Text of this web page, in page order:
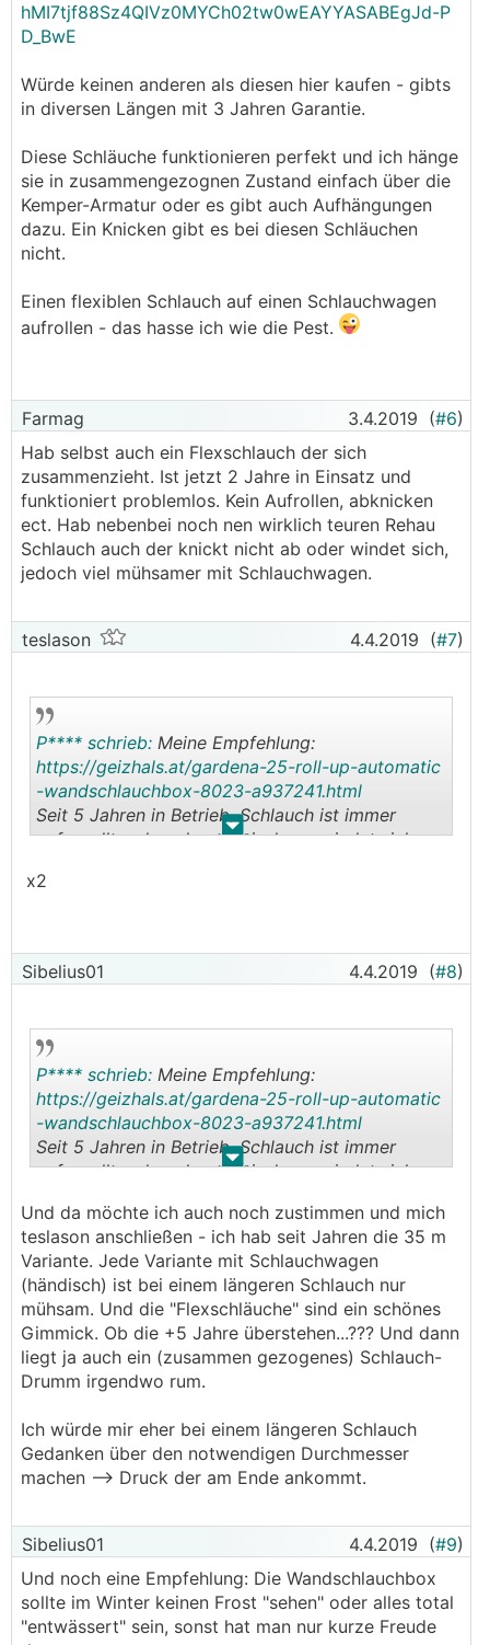
hMI7tjf88Sz4QIVz0MYCh02tw0wEAYYASABEgJd-P
D_BwE
Würde keinen anderen als diesen hier kaufen - gibts
in diversen Längen mit 3 Jahren Garantie.
Diese Schläuche funktionieren perfekt und ich hänge
sie in zusammengezognen Zustand einfach über die
Kemper-Armatur oder es gibt auch Aufhängungen
dazu. Ein Knicken gibt es bei diesen Schläuchen
nicht.
Einen flexiblen Schlauch auf einen Schlauchwagen
aufrollen - das hasse ich wie die Pest.
Farmag 3.4.2019 (#6)
Hab selbst auch ein Flexschlauch der sich
zusammenzieht. Ist jetzt 2 Jahre in Einsatz und
funktioniert problemlos. Kein Aufrollen, abknicken
ect. Hab nebenbei noch nen wirklich teuren Rehau
Schlauch auch der knickt nicht ab oder windet sich,
jedoch viel mühsamer mit Schlauchwagen.
teslason 4.4.2019 (#7)
. .
P**** schrieb: Meine Empfehlung:
https://geizhals.at/gardena-25-roll-up-automatic
-wandschlauchbox-8023-a937241.html
Seit 5 Jahren in Betrieb, Schlauch ist immer
aufgerollt, sehr sehr praktisch, verwindet sich
damit zusammen, dass er immer gleich aufgerollt
sich der Schlauch allein durch die Federkraft auf.
x2
Sibelius01 4.4.2019 (#8)
. .
P**** schrieb: Meine Empfehlung:
https://geizhals.at/gardena-25-roll-up-automatic
-wandschlauchbox-8023-a937241.html
Seit 5 Jahren in Betrieb, Schlauch ist immer
aufgerollt, sehr sehr praktisch, verwindet sich
damit zusammen, dass er immer gleich aufgerollt
wird).
Vorteil: Wenn keine Hindernisse im Weg sind, rollt
sich der Schlauch allein durch die Federkraft auf.
Und da möchte ich auch noch zustimmen und mich
teslason anschließen - ich hab seit Jahren die 35 m
Variante. Jede Variante mit Schlauchwagen
(händisch) ist bei einem längeren Schlauch nur
mühsam. Und die "Flexschläuche" sind ein schönes
Gimmick. Ob die +5 Jahre überstehen...??? Und dann
liegt ja auch ein (zusammen gezogenes) Schlauch-
Drumm irgendwo rum.
Ich würde mir eher bei einem längeren Schlauch
Gedanken über den notwendigen Durchmesser
machen --> Druck der am Ende ankommt.
Sibelius01 4.4.2019 (#9)
Und noch eine Empfehlung: Die Wandschlauchbox
sollte im Winter keinen Frost "sehen" oder alles total
"entwässert" sein, sonst hat man nur kurze Freude